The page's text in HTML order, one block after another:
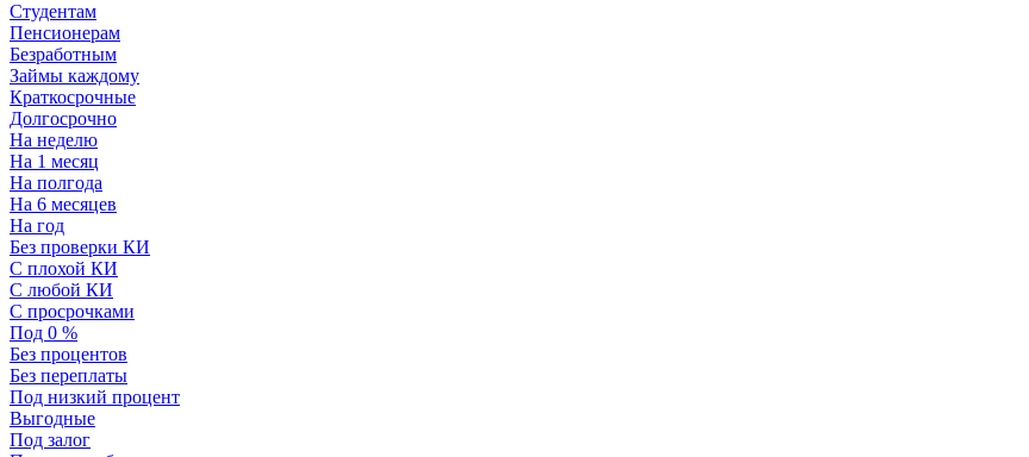
Студентам
Пенсионерам
Безработным
Займы каждому
Краткосрочные
Долгосрочно
На неделю
На 1 месяц
На полгода
На 6 месяцев
На год
Без проверки КИ
С плохой КИ
С любой КИ
С просрочками
Под 0 %
Без процентов
Без переплаты
Под низкий процент
Выгодные
Под залог